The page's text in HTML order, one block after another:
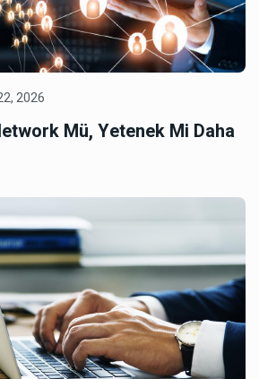
2026
Mü, Yetenek Mi Daha